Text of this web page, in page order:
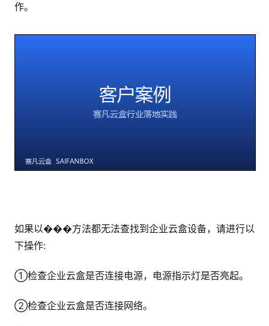
作。
如果以���方法都无法查找到企业云盒设备，请进行以
下操作:
①检查企业云盒是否连接电源，电源指示灯是否亮起。
②检查企业云盒是否连接网络。